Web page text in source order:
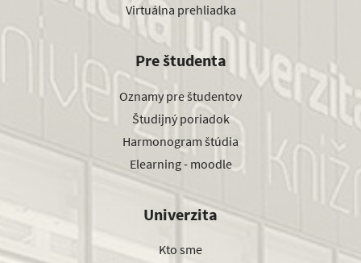
Virtuálna prehliadka
Pre študenta
Oznamy pre študentov
Študijný poriadok
Harmonogram štúdia
Elearning - moodle
Univerzita
Kto sme